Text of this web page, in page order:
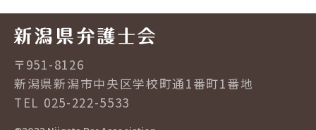
〒951-8126
新潟県新潟市中央区学校町通1番町1番地
TEL 025-222-5533